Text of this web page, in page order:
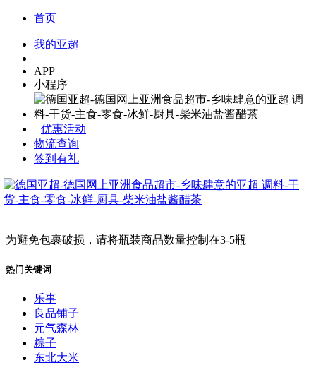
首页
我的亚超
APP
小程序
优惠活动
物流查询
签到有礼
为避免包裹破损，请将瓶装商品数量控制在3-5瓶
热门关键词
乐事
良品铺子
元气森林
粽子
东北大米